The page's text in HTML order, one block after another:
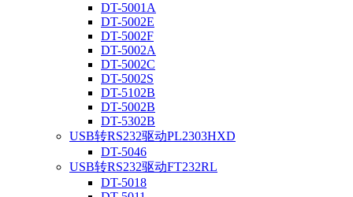
DT-5001A
DT-5002E
DT-5002F
DT-5002A
DT-5002C
DT-5002S
DT-5102B
DT-5002B
DT-5302B
USB转RS232驱动PL2303HXD
DT-5046
USB转RS232驱动FT232RL
DT-5018